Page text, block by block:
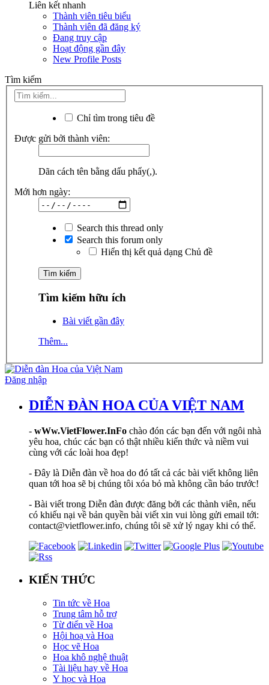
Liên kết nhanh
Thành viên tiêu biểu
Thành viên đã đăng ký
Đang truy cập
Hoạt động gần đây
New Profile Posts
Tìm kiếm
Chỉ tìm trong tiêu đề
Được gửi bởi thành viên:
Dãn cách tên bằng dấu phẩy(,).
Mới hơn ngày:
Search this thread only
Search this forum only
Hiển thị kết quả dạng Chủ đề
Tìm kiếm hữu ích
Bài viết gần đây
Thêm...
Đăng nhập
DIỄN ĐÀN HOA CỦA VIỆT NAM
- wWw.VietFlower.InFo chào đón các bạn đến với ngôi nhà
yêu hoa, chúc các bạn có thật nhiều kiến thức và niềm vui
cùng với các loài hoa đẹp!
- Đây là Diễn đàn về hoa do đó tất cả các bài viết không liên
quan tới hoa sẽ bị chúng tôi xóa bỏ mà không cần báo trước!
- Bài viết trong Diễn đàn được đăng bởi các thành viên, nếu
có khiếu nại về bản quyền bài viết xin vui lòng gửi email tới:
contact@vietflower.info, chúng tôi sẽ xử lý ngay khi có thể.
KIẾN THỨC
Tin tức về Hoa
Trung tâm hỗ trợ
Từ điển về Hoa
Hội hoạ và Hoa
Học vẽ Hoa
Hoa khô nghệ thuật
Tài liệu hay về Hoa
Y học và Hoa